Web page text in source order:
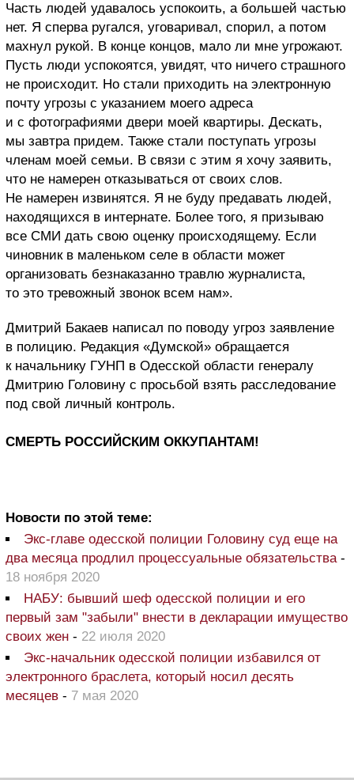
Часть людей удавалось успокоить, а большей частью
нет. Я сперва ругался, уговаривал, спорил, а потом
махнул рукой. В конце концов, мало ли мне угрожают.
Пусть люди успокоятся, увидят, что ничего страшного
не происходит. Но стали приходить на электронную
почту угрозы с указанием моего адреса
и с фотографиями двери моей квартиры. Дескать,
мы завтра придем. Также стали поступать угрозы
членам моей семьи. В связи с этим я хочу заявить,
что не намерен отказываться от своих слов.
Не намерен извинятся. Я не буду предавать людей,
находящихся в интернате. Более того, я призываю
все СМИ дать свою оценку происходящему. Если
чиновник в маленьком селе в области может
организовать безнаказанно травлю журналиста,
то это тревожный звонок всем нам».
Дмитрий Бакаев написал по поводу угроз заявление
в полицию. Редакция «Думской» обращается
к начальнику ГУНП в Одесской области генералу
Дмитрию Головину с просьбой взять расследование
под свой личный контроль.
СМЕРТЬ РОССИЙСКИМ ОККУПАНТАМ!
Новости по этой теме:
Экс-главе одесской полиции Головину суд еще на
два месяца продлил процессуальные обязательства-
18 ноября 2020
НАБУ: бывший шеф одесской полиции и его
первый зам "забыли" внести в декларации имущество
своих жен - 22 июля 2020
Экс-начальник одесской полиции избавился от
электронного браслета, который носил десять
месяцев - 7 мая 2020